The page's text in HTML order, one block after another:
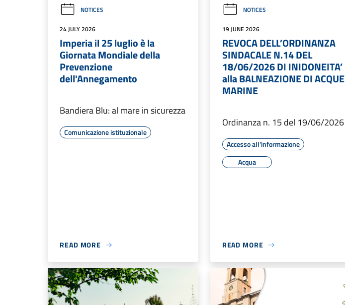
NOTICES
24 JULY 2026
Imperia il 25 luglio è la
Giornata Mondiale della
Prevenzione
dell'Annegamento
Bandiera Blu: al mare in sicurezza
Comunicazione istituzionale
READ MORE
NOTICES
19 JUNE 2026
REVOCA DELL’ORDINANZA
SINDACALE N.14 DEL
18/06/2026 DI INIDONEITA’
alla BALNEAZIONE DI ACQUE
MARINE
Ordinanza n. 15 del 19/06/2026
Accesso all'informazione
Acqua
READ MORE